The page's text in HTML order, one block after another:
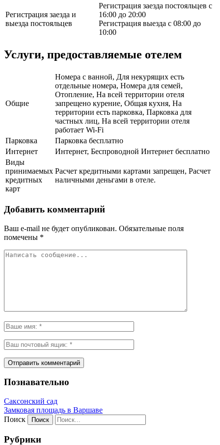
Регистрация заезда и
выезда постояльцев
Регистрация заезда постояльцев с
16:00 до 20:00
Регистрация выезда с 08:00 до
10:00
Услуги, предоставляемые отелем
Общие
Номера с ванной, Для некурящих есть
отдельные номера, Номера для семей,
Отопление, На всей территории отеля
запрещено курение, Общая кухня, На
территории есть парковка, Парковка для
частных лиц, На всей территории отеля
работает Wi-Fi
Парковка
Парковка бесплатно
Интернет
Интернет, Беспроводной Интернет бесплатно
Виды
принимаемых
кредитных
карт
Расчет кредитными картами запрещен, Расчет
наличными деньгами в отеле.
Добавить комментарий
Ваш e-mail не будет опубликован. Обязательные поля
помечены *
Познавательно
Саксонский сад
Замковая площадь в Варшаве
Поиск
Рубрики